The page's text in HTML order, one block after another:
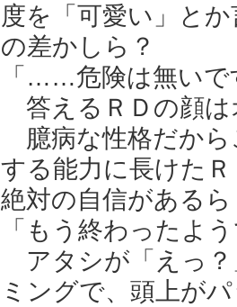
度を「可愛い」と
の差かしら？
「……危険は無い
答えるＲＤの顔は
臆病な性格だから
する能力に長けた
絶対の自信がある
「もう終わったよ
アタシが「えっ？
ミングで、頭上が